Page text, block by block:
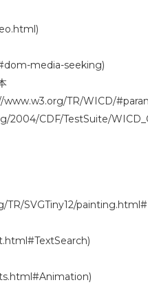
media-seeking)
TR/WICD/
CDF/TestSuite/
SVGTiny12/